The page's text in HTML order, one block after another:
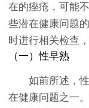
在的痤疮，可能
些潜在健康问题
时进行相关检查
（一）性早熟
如前所述，
在健康问题之一